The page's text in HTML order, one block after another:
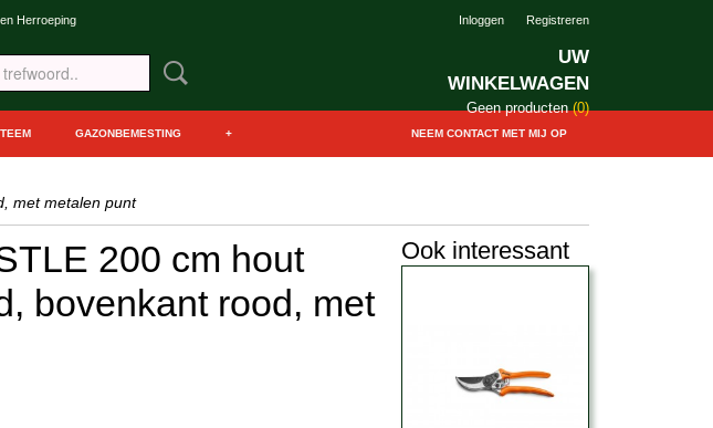
Herroeping Inloggen Registreren
UW
WINKELWAGEN
Geen producten(0)
NEEM CONTACT MET MIJ OP
GAZONBEMESTING +
met metalen punt
200 cm hout
bovenkant rood, met
Ook interessant